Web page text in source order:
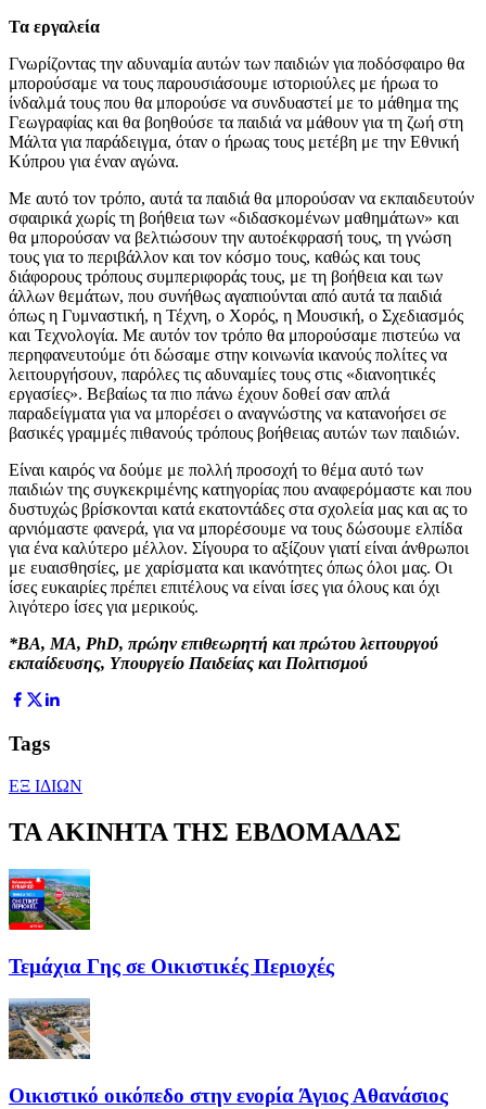
Τα εργαλεία
Γνωρίζοντας την αδυναμία αυτών των παιδιών για ποδόσφαιρο θα
μπορούσαμε να τους παρουσιάσουμε ιστοριούλες με ήρωα το
ίνδαλμά τους που θα μπορούσε να συνδυαστεί με το μάθημα της
Γεωγραφίας και θα βοηθούσε τα παιδιά να μάθουν για τη ζωή στη
Μάλτα για παράδειγμα, όταν ο ήρωας τους μετέβη με την Εθνική
Κύπρου για έναν αγώνα.
Με αυτό τον τρόπο, αυτά τα παιδιά θα μπορούσαν να εκπαιδευτούν
σφαιρικά χωρίς τη βοήθεια των «διδασκομένων μαθημάτων» και
θα μπορούσαν να βελτιώσουν την αυτοέκφρασή τους, τη γνώση
τους για το περιβάλλον και τον κόσμο τους, καθώς και τους
διάφορους τρόπους συμπεριφοράς τους, με τη βοήθεια και των
άλλων θεμάτων, που συνήθως αγαπιούνται από αυτά τα παιδιά
όπως η Γυμναστική, η Τέχνη, ο Χορός, η Μουσική, ο Σχεδιασμός
και Τεχνολογία. Με αυτόν τον τρόπο θα μπορούσαμε πιστεύω να
περηφανευτούμε ότι δώσαμε στην κοινωνία ικανούς πολίτες να
λειτουργήσουν, παρόλες τις αδυναμίες τους στις «διανοητικές
εργασίες». Βεβαίως τα πιο πάνω έχουν δοθεί σαν απλά
παραδείγματα για να μπορέσει ο αναγνώστης να κατανοήσει σε
βασικές γραμμές πιθανούς τρόπους βοήθειας αυτών των παιδιών.
Είναι καιρός να δούμε με πολλή προσοχή το θέμα αυτό των
παιδιών της συγκεκριμένης κατηγορίας που αναφερόμαστε και που
δυστυχώς βρίσκονται κατά εκατοντάδες στα σχολεία μας και ας το
αρνιόμαστε φανερά, για να μπορέσουμε να τους δώσουμε ελπίδα
για ένα καλύτερο μέλλον. Σίγουρα το αξίζουν γιατί είναι άνθρωποι
με ευαισθησίες, με χαρίσματα και ικανότητες όπως όλοι μας. Οι
ίσες ευκαιρίες πρέπει επιτέλους να είναι ίσες για όλους και όχι
λιγότερο ίσες για μερικούς.
*ΒΑ, ΜΑ, PhD, πρώην επιθεωρητή και πρώτου λειτουργού
εκπαίδευσης, Υπουργείο Παιδείας και Πολιτισμού
Tags
ΕΞ ΙΔΙΩΝ
ΤΑ ΑΚΙΝΗΤΑ ΤΗΣ ΕΒΔΟΜΑΔΑΣ
Τεμάχια Γης σε Οικιστικές Περιοχές
Οικιστικό οικόπεδο στην ενορία Άγιος Αθανάσιος